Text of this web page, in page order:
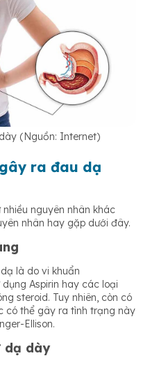
(Nguồn: Internet)
ra đau dạ
nguyên nhân khác
nhân hay gặp dưới đây.
là do vi khuẩn
Aspirin hay các loại
steroid. Tuy nhiên, còn có
có thể gây ra tình trạng này
Ellison.
dạ dày